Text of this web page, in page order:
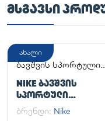
ᲛᲡᲒᲐᲕᲡᲘ
ახალი
ბავშვის სპორტული
NIKE ᲑᲐᲕᲨᲕᲘᲡ
ᲡᲞᲝᲠᲢᲣᲚᲘ
ᲤᲔᲮᲡᲐᲪᲛᲔᲚᲘ
ბრენდი: Nike